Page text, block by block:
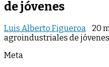
de jóvenes
Luis Alberto Figueroa 20
agroindustriales de jóvenes
Meta